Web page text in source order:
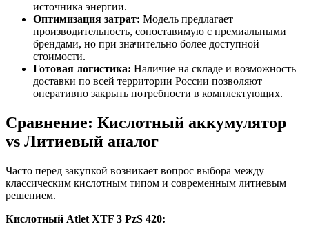
источника энергии.
Оптимизация затрат: Модель предлагает
производительность, сопоставимую с премиальными
брендами, но при значительно более доступной
стоимости.
Готовая логистика: Наличие на складе и возможность
доставки по всей территории России позволяют
оперативно закрыть потребности в комплектующих.
Сравнение: Кислотный аккумулятор
vs Литиевый аналог
Часто перед закупкой возникает вопрос выбора между
классическим кислотным типом и современным литиевым
решением.
Кислотный Atlet XTF 3 PzS 420: